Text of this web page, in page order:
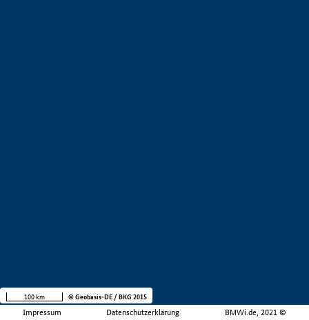
Impressum Datenschutzerklärung BMWi.de, 2021 ©
100 km © Geobasis-DE / BKG 2015